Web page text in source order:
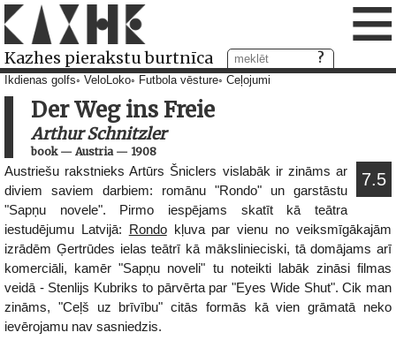
Kazhes pierakstu burtnīca ≡
Ikdienas golfs VeloLoko Futbola vēsture Ceļojumi
Der Weg ins Freie
Arthur Schnitzler
book— Austria— 1908
7.5
Austriešu rakstnieks Artūrs Šniclers vislabāk ir zināms ar
diviem saviem darbiem: romānu "Rondo" un garstāstu
"Sapņu novele". Pirmo iespējams skatīt kā teātra
iestudējumu Latvijā: Rondokļuva par vienu no veiksmīgākajām
izrādēm Ģertrūdes ielas teātrī kā mākslinieciski, tā domājams arī
komerciāli, kamēr "Sapņu noveli" tu noteikti labāk zināsi filmas
veidā - Stenlijs Kubriks to pārvērta par "Eyes Wide Shut". Cik man
zināms, "Ceļš uz brīvību" citās formās kā vien grāmatā neko
ievērojamu nav sasniedzis.